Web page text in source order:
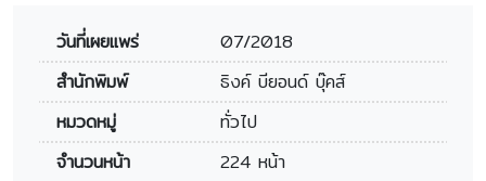
วันที่เผยแพร่
07/2018
สำนักพิมพ์
ธิงค์ บียอนด์ บุ๊คส์
หมวดหมู่
ทั่วไป
จำนวนหน้า
224 หน้า